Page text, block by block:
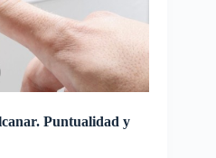
Puntualidad y